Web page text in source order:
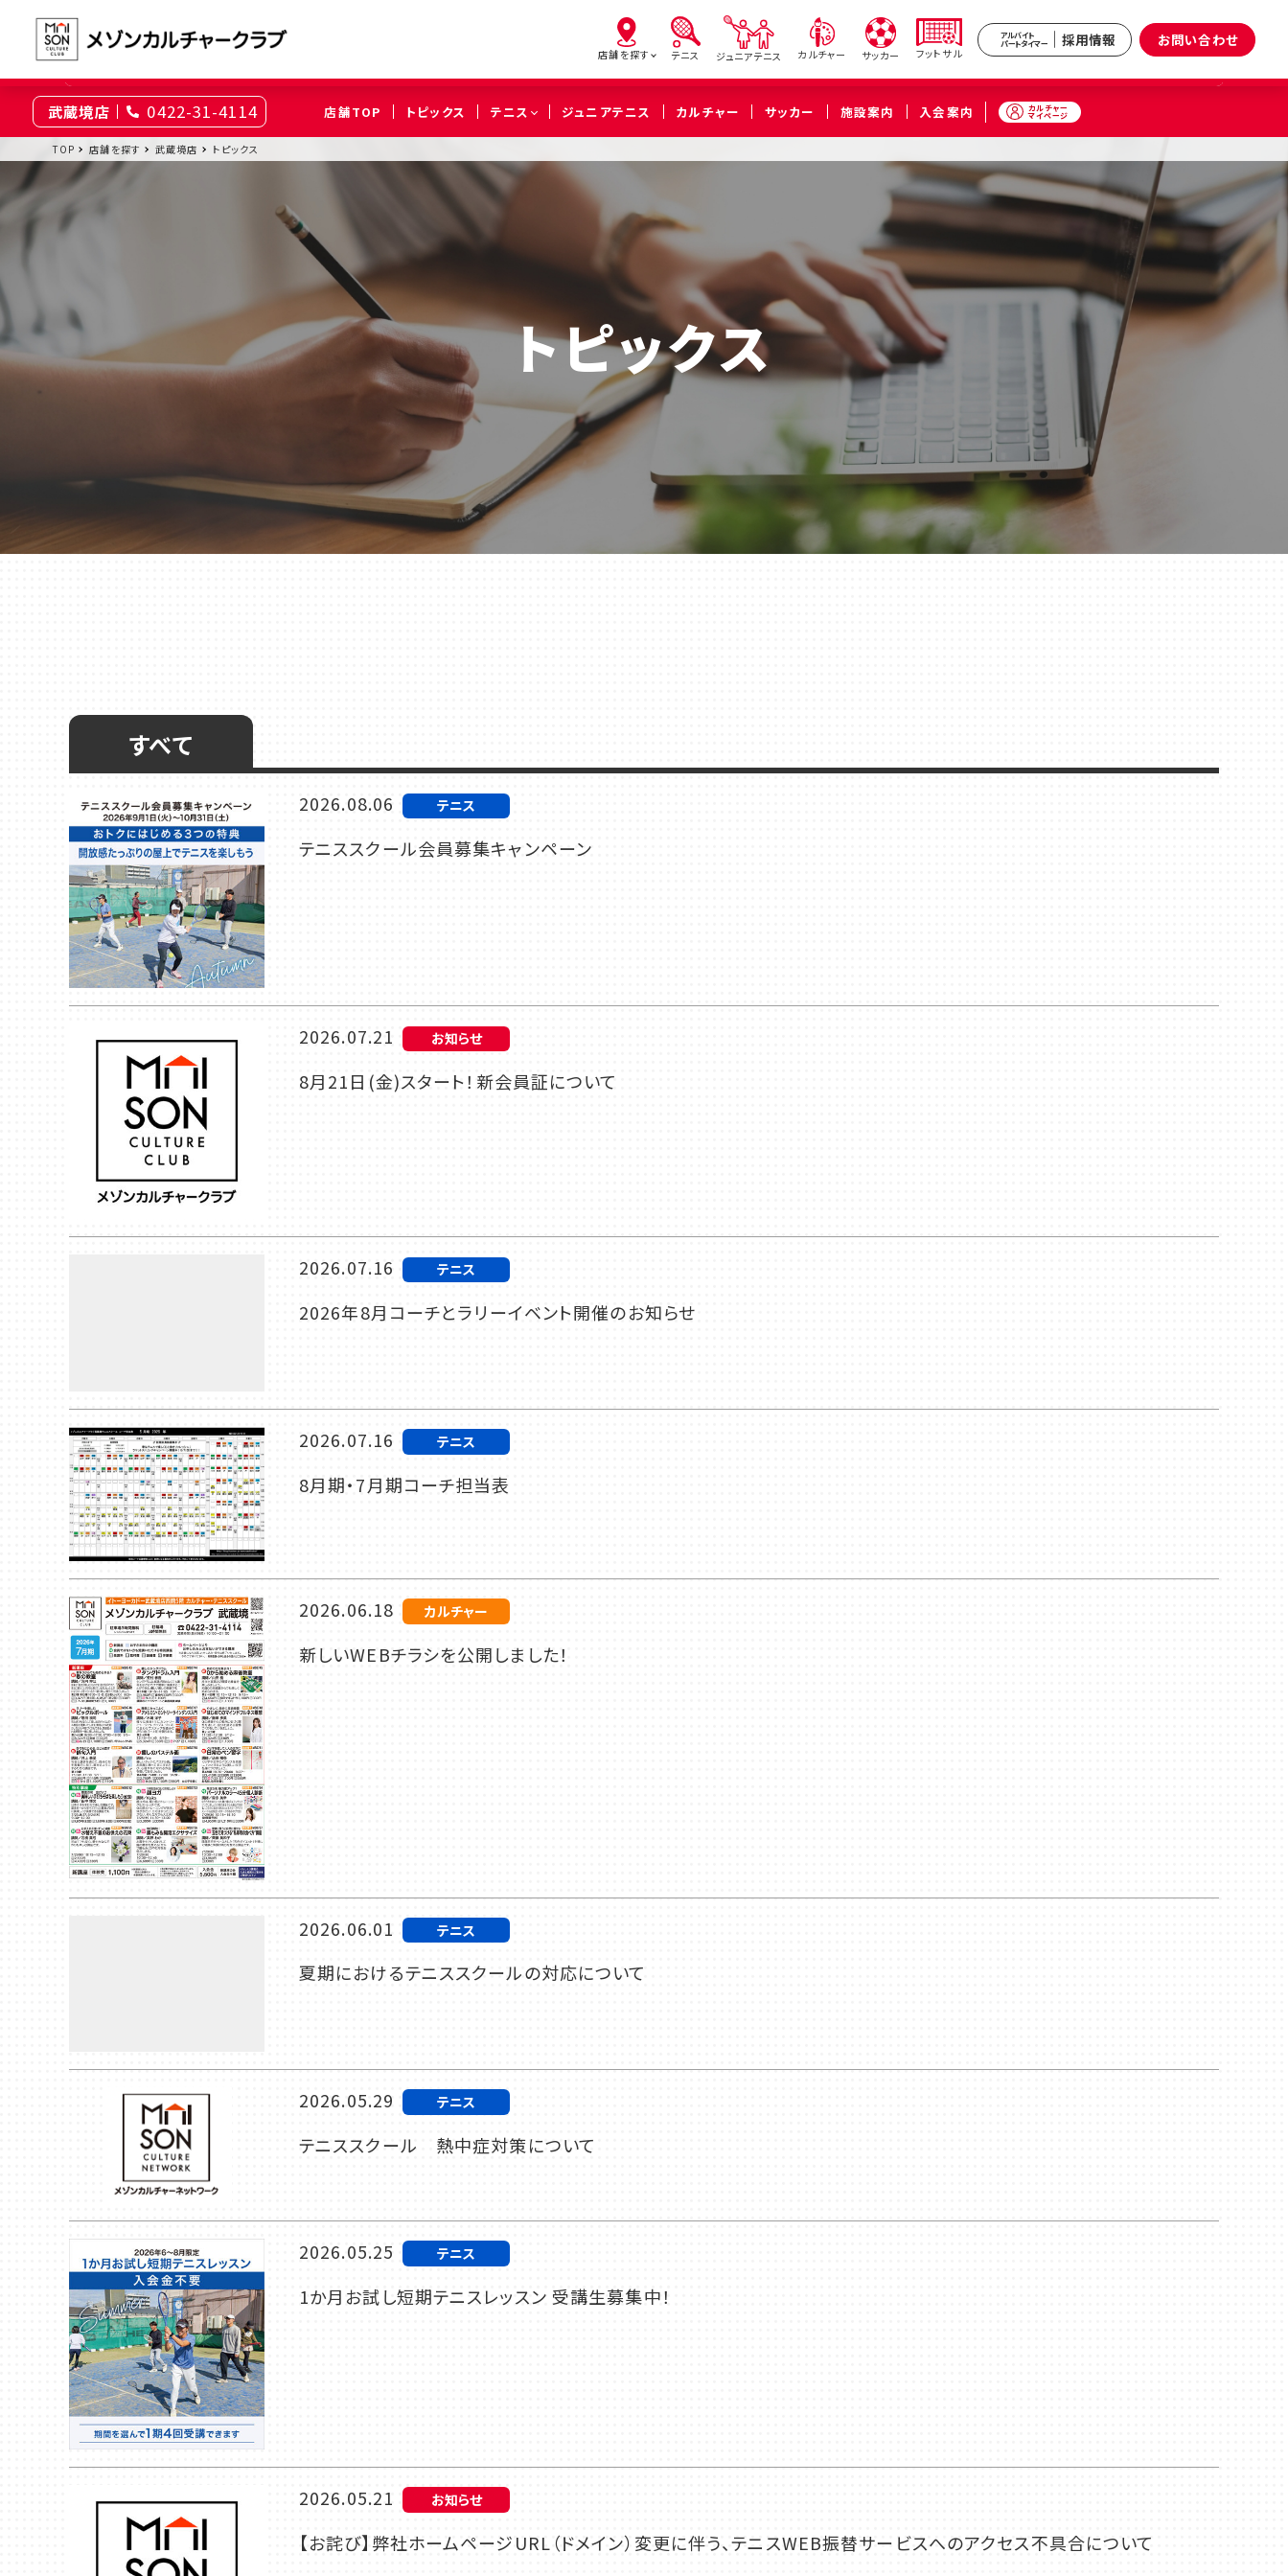
店舗を探す
東京
綾瀬 大井町 亀有
（葛飾区）
北砂 西新井 武蔵境
（武蔵野市）
相模原
（相模原市南区）
溝の口
（川崎市高津区）
武蔵小杉
（川崎市中原区）
埼玉
浦和
（久喜市）
テニス ジュニアテニス カルチャー サッカー フットサル
アルバイト
パートタイマー 採用情報 お問い合わせ
武蔵境店 0422-31-4114 店舗TOP トピックス テニス ジュニアテニス カルチャー サッカー 施設案内 入会案内 カルチャー
マイページ
トピックス
TOP 店舗を探す 武蔵境店 トピックス
すべて
2026.08.06 テニス
テニススクール会員募集キャンペーン
2026.07.21 お知らせ
8月21日(金)スタート！新会員証について
2026.07.16 テニス
2026年8月コーチとラリーイベント開催のお知らせ
2026.07.16 テニス
8月期・7月期コーチ担当表
2026.06.18 カルチャー
新しいWEBチラシを公開しました！
2026.06.01 テニス
夏期におけるテニススクールの対応について
2026.05.29 テニス
テニススクール 熱中症対策について
2026.05.25 テニス
1か月お試し短期テニスレッスン 受講生募集中！
2026.05.21 お知らせ
【お詫び】弊社ホームページURL（ドメイン）変更に伴う、テニスWEB振替サービスへのアクセス不具合について